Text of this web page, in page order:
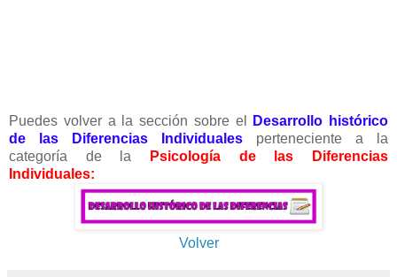
Puedes volver a la sección sobre el
Desarrollo histórico
de las Diferencias Individuales perteneciente a la
categoría de la
Psicología de las Diferencias
Individuales:
Volver